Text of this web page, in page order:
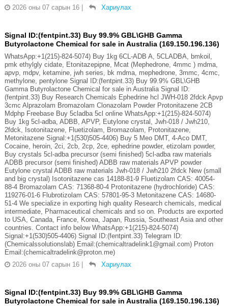
2026 оны 07 сарын 16
Хариулах
Signal ID:(fentpint.33) Buy 99.9% GBL\GHB Gamma
Butyrolactone Chemical for sale in Australia (169.150.196.136)
WhatsApp:+1(215)-824-5074) Buy 1kg 6CL-ADB A, 5CLADBA, bmkoil,
pmk ethylgly cidate, Etonitazepipne, Mcat (Mephedrone, 4mmc ) mdma,
apvp, mdpv, ketamine, jwh series, bk mdma, mephedrone, 3mmc, 4cmc,
methylone, pentylone Signal ID:(fentpint.33) Buy 99.9% GBL\GHB
Gamma Butyrolactone Chemical for sale in Australia Signal ID:
(fentpint.33) Buy Research Chemicals Ephedrine hcl JWH-018 2fdck Apvp
3cmc Alprazolam Bromazolam Clonazolam Powder Protonitazene 2CB
Mdphp Freebase Buy 5cladba 5cl online WhatsApp:+1(215)-824-5074)
Buy 1kg 5cl-adba, ADBB, APVP, Eutylone crystal, Jwh-018 / Jwh210,
2fdck, Isotonitazene, Fluetizolam, Bromazolam, Protonitazene,
Metonitazene Signal:+1(530)505-4406) Buy 5 Meo DMT, 4-Aco DMT,
Cocaine, heroin, 2ci, 2cb, 2cp, 2ce, ephedrine powder, etizolam powder,
Buy crystals 5cl-adba precursor (semi finished) 5cl-adba raw materials
ADBB precursor (semi finished) ADBB raw materials APVP powder
Eutylone crystal ADBB raw materials Jwh-018 / Jwh210 2fdck New (small
and big crystal) Isotonitazene cas 14188-81-9 Fluetizolam CAS: 40054-
88-4 Bromazolam CAS: 71368-80-4 Protonitazene (hydrochloride) CAS:
119276-01-6 Flubrotizolam CAS: 57801-95-3 Metonitazene CAS: 14680-
51-4 We specialize in exporting high quality Research chemicals, medical
intermediate, Pharmaceutical chemicals and so on. Products are exported
to USA, Canada, France, Korea, Japan, Russia, Southeast Asia and other
countries. Contact info below WhatsApp:+1(215)-824-5074)
Signal:+1(530)505-4406) Signal ID:(fentpint.33) Telegram ID:
(Chemicalssolutionslab) Email:(chemicaltradelink1@gmail.com) Proton
Email:(chemicaltradelink@proton.me)
2026 оны 07 сарын 16
Хариулах
Signal ID:(fentpint.33) Buy 99.9% GBL\GHB Gamma
Butyrolactone Chemical for sale in Australia (169.150.196.136)